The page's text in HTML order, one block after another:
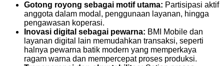
Gotong royong sebagai motif utama: Partisipasi aktif
anggota dalam modal, penggunaan layanan, hingga
pengawasan koperasi.
Inovasi digital sebagai pewarna: BMI Mobile dan
layanan digital lain memudahkan transaksi, seperti
halnya pewarna batik modern yang memperkaya
ragam warna dan mempercepat proses produksi.